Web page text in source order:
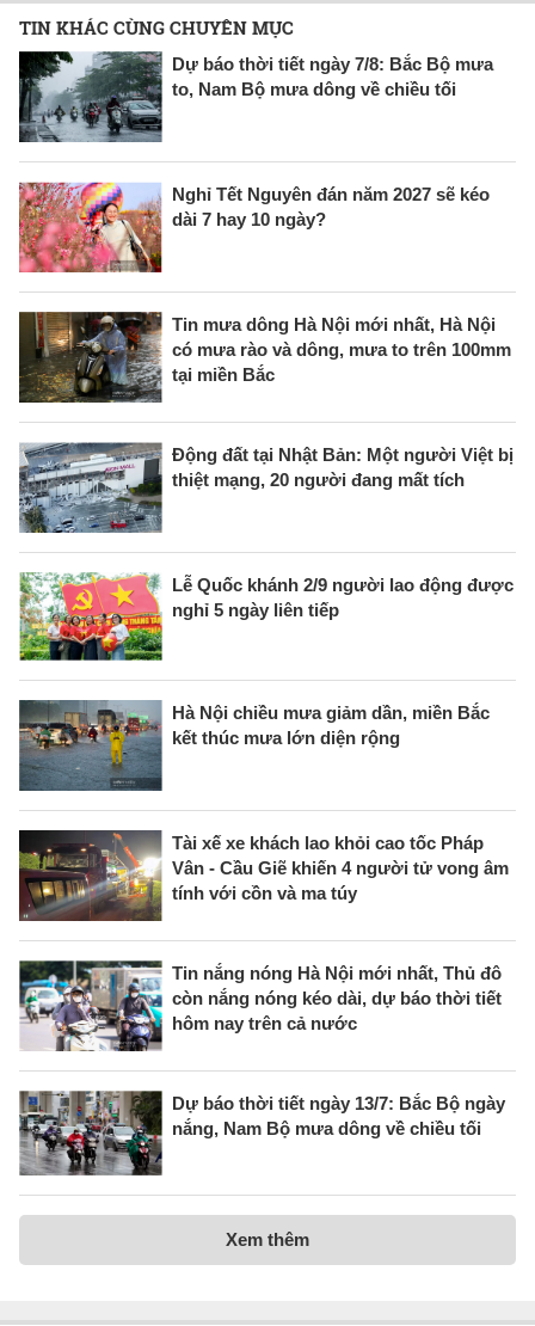
TIN KHÁC CÙNG CHUYÊN MỤC
Dự báo thời tiết ngày 7/8: Bắc Bộ mưa
to, Nam Bộ mưa dông về chiều tối
Nghỉ Tết Nguyên đán năm 2027 sẽ kéo
dài 7 hay 10 ngày?
Tin mưa dông Hà Nội mới nhất, Hà Nội
có mưa rào và dông, mưa to trên 100mm
tại miền Bắc
Động đất tại Nhật Bản: Một người Việt bị
thiệt mạng, 20 người đang mất tích
Lễ Quốc khánh 2/9 người lao động được
nghỉ 5 ngày liên tiếp
Hà Nội chiều mưa giảm dần, miền Bắc
kết thúc mưa lớn diện rộng
Tài xế xe khách lao khỏi cao tốc Pháp
Vân - Cầu Giẽ khiến 4 người tử vong âm
tính với cồn và ma túy
Tin nắng nóng Hà Nội mới nhất, Thủ đô
còn nắng nóng kéo dài, dự báo thời tiết
hôm nay trên cả nước
Dự báo thời tiết ngày 13/7: Bắc Bộ ngày
nắng, Nam Bộ mưa dông về chiều tối
Xem thêm